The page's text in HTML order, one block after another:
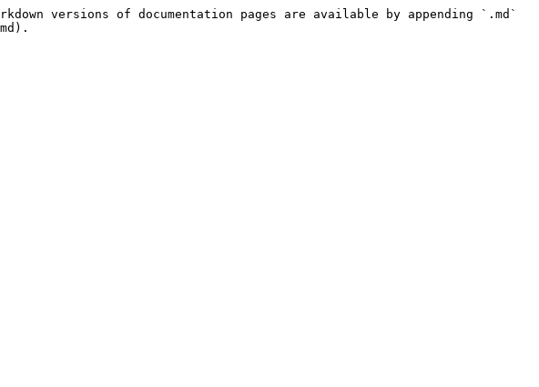
versions of documentation pages are available by appending `.md`